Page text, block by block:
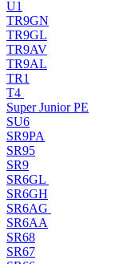
U1
TR9GN
TR9GL
TR9AV
TR9AL
TR1
T4
Super Junior PE
SU6
SR9PA
SR95
SR9
SR6GL
SR6GH
SR6AG
SR6AA
SR68
SR67